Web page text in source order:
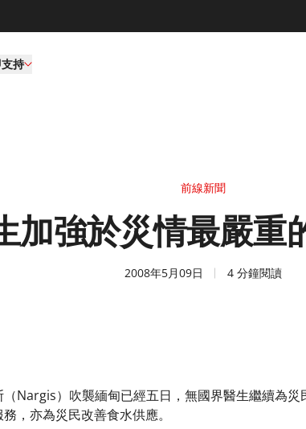
持
前線新聞
加強於災情最嚴重
2008年5月09日 4 分鐘閱讀
Nargis）吹襲緬甸已經五日，無國界醫生繼續為
，亦為災民改善食水供應。